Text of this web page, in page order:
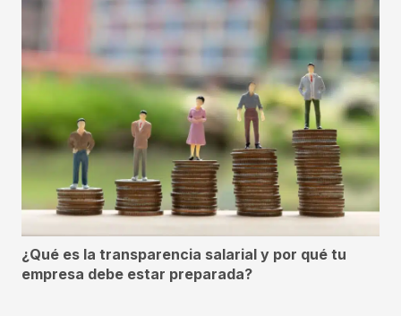
¿Qué es la transparencia salarial y por qué tu
empresa debe estar preparada?